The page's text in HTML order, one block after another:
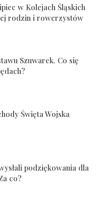
w Kolejach Śląskich
rodzin i rowerzystów
Szuwarek. Co się
Święta Wojska
podziękowania dla
co?